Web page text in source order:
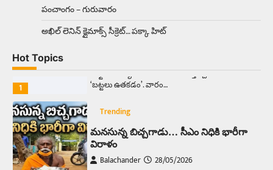
పంచాంగం – గురువారం
అఖిల్‌ లెనిన్ క్లైమాక్స్‌ సీక్రెట్‌… పక్కా హిట్‌
Hot Topics
1
Trending
అక్కడ ఆదివారం బట్టలు ఉతికితే…జైలుకే
సాఫ్ట్‌వేర్ ఉద్యోగి వరకు అందరికీ గుర్తొచ్చే మొదటి పని
‘బట్టలు ఉతకడం’. వారం…
Trending
మనసున్న బిచ్చగాడు… సీఎం నిధికి భారీగా
విరాళం
Balachander 28/05/2026